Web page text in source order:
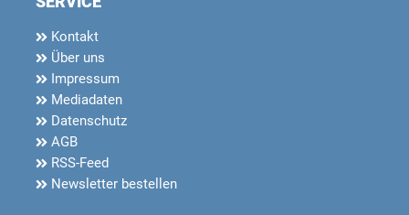
Kontakt
Über uns
Impressum
Mediadaten
Datenschutz
AGB
RSS-Feed
Newsletter bestellen